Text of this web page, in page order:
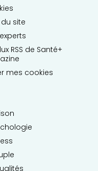
du site
RSS de Santé+
mes cookies